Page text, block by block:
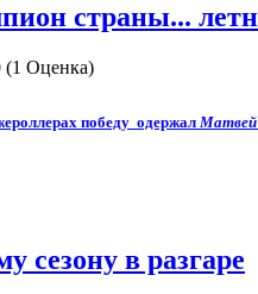
страны...
(1 Оценка)
победу одержал Матвей
сезону в разгаре